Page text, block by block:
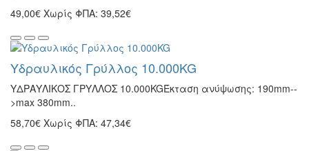
49,00€ Χωρίς ΦΠΑ: 39,52€
Υδραυλικός Γρύλλος 10.000KG
ΥΔΡΑΥΛΙΚΟΣ ΓΡΥΛΛΟΣ 10.000KGΈκταση ανύψωσης: 190mm--
>max 380mm..
58,70€ Χωρίς ΦΠΑ: 47,34€